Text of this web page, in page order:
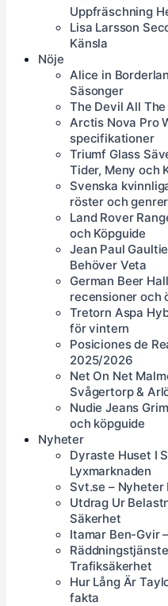
Uppfräschning
Lisa Larsson
Känsla
Nöje
Alice in
Säsonger
The Devil All
Arctis Nova Pro
specifikationer
Triumf Glass
Tider, Meny och
Svenska
röster och genrer
Land Rover
och Köpguide
Jean Paul
Behöver Veta
German Beer
recensioner och
Tretorn Aspa
för vintern
Posiciones de
2025/2026
Net On Net
Svågertorp &
Nudie Jeans
och köpguide
Nyheter
Dyraste Huset I
Lyxmarknaden
Svt.se –
Utdrag Ur
Säkerhet
Itamar Ben-Gvir
Trafiksäkerhet
Hur Lång Är
fakta